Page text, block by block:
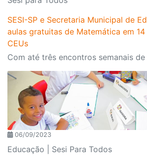
SESI-SP e Secretaria Municipal de
aulas gratuitas de Matemática em
CEUs
06/09/2023
Educação | Sesi Para Todos